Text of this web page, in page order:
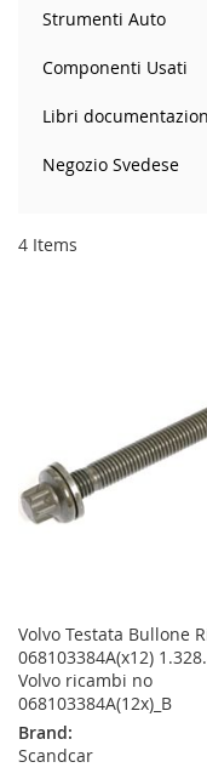
4 Items
Volvo Testata Bullone
068103384A(x12)
Volvo ricambi no
068103384A(12x)_B
Brand:
Scandcar
Strumenti Auto
Componenti Usati
Libri
Negozio Svedese